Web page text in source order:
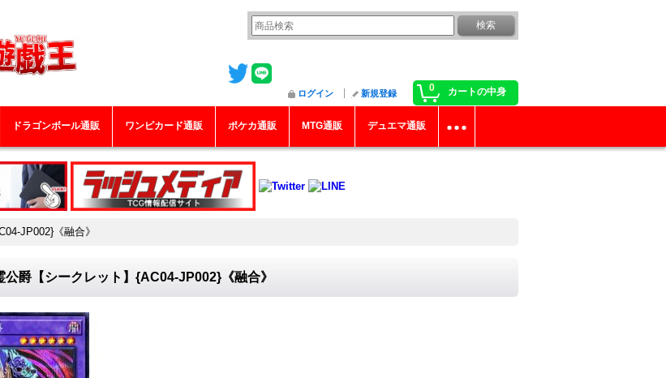
0 カートの中身
ログイン 新規登録
ドラゴンボール通販 ワンピカード通販 ポケカ通販 MTG通販 デュエマ通販
JP002}《融合》
公爵【シークレット】{AC04-JP002}《融合》